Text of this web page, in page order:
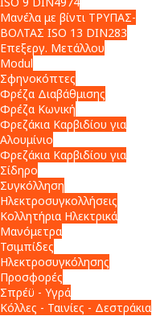
Μανέλα με βίντι ΤΡΥΠΑΣ-
ΒΟΛΤΑΣ ISO 13 DIN283
Επεξεργ. Μετάλλου
Modul
Σφηνοκόπτες
Φρέζα Διαβάθμισης
Φρέζα Κωνική
Φρεζάκια Καρβιδίου για
Αλουμίνιο
Φρεζάκια Καρβιδίου για
Σίδηρο
Συγκόλληση
Ηλεκτροσυγκολλήσεις
Κολλητήρια Ηλεκτρικά
Μανόμετρα
Τσιμπίδες
Ηλεκτροσυγκόλησης
Προσφορές
Σπρέϋ - Υγρά
Κόλλες - Ταινίες - Δεστράκια